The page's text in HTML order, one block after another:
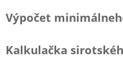
Výpočet
Kalkulačka